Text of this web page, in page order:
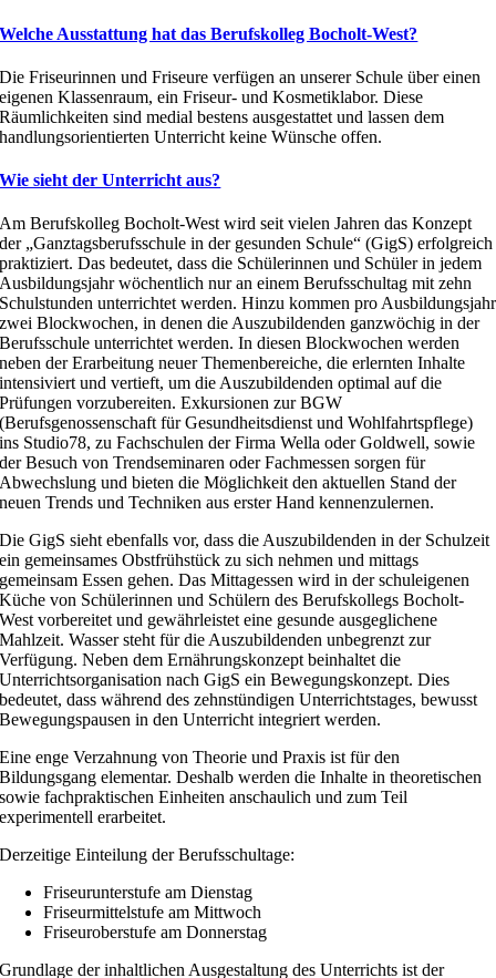
Welche Ausstattung hat das Berufskolleg Bocholt-West?
Die Friseurinnen und Friseure verfügen an unserer Schule über einen
eigenen Klassenraum, ein Friseur- und Kosmetiklabor. Diese
Räumlichkeiten sind medial bestens ausgestattet und lassen dem
handlungsorientierten Unterricht keine Wünsche offen.
Wie sieht der Unterricht aus?
Am Berufskolleg Bocholt-West wird seit vielen Jahren das Konzept
der „Ganztagsberufsschule in der gesunden Schule“ (GigS) erfolgreich
praktiziert. Das bedeutet, dass die Schülerinnen und Schüler in jedem
Ausbildungsjahr wöchentlich nur an einem Berufsschultag mit zehn
Schulstunden unterrichtet werden. Hinzu kommen pro Ausbildungsjahr
zwei Blockwochen, in denen die Auszubildenden ganzwöchig in der
Berufsschule unterrichtet werden. In diesen Blockwochen werden
neben der Erarbeitung neuer Themenbereiche, die erlernten Inhalte
intensiviert und vertieft, um die Auszubildenden optimal auf die
Prüfungen vorzubereiten. Exkursionen zur BGW
(Berufsgenossenschaft für Gesundheitsdienst und Wohlfahrtspflege)
ins Studio78, zu Fachschulen der Firma Wella oder Goldwell, sowie
der Besuch von Trendseminaren oder Fachmessen sorgen für
Abwechslung und bieten die Möglichkeit den aktuellen Stand der
neuen Trends und Techniken aus erster Hand kennenzulernen.
Die GigS sieht ebenfalls vor, dass die Auszubildenden in der Schulzeit
ein gemeinsames Obstfrühstück zu sich nehmen und mittags
gemeinsam Essen gehen. Das Mittagessen wird in der schuleigenen
Küche von Schülerinnen und Schülern des Berufskollegs Bocholt-
West vorbereitet und gewährleistet eine gesunde ausgeglichene
Mahlzeit. Wasser steht für die Auszubildenden unbegrenzt zur
Verfügung. Neben dem Ernährungskonzept beinhaltet die
Unterrichtsorganisation nach GigS ein Bewegungskonzept. Dies
bedeutet, dass während des zehnstündigen Unterrichtstages, bewusst
Bewegungspausen in den Unterricht integriert werden.
Eine enge Verzahnung von Theorie und Praxis ist für den
Bildungsgang elementar. Deshalb werden die Inhalte in theoretischen
sowie fachpraktischen Einheiten anschaulich und zum Teil
experimentell erarbeitet.
Derzeitige Einteilung der Berufsschultage:
Friseurunterstufe am Dienstag
Friseurmittelstufe am Mittwoch
Friseuroberstufe am Donnerstag
Grundlage der inhaltlichen Ausgestaltung des Unterrichts ist der